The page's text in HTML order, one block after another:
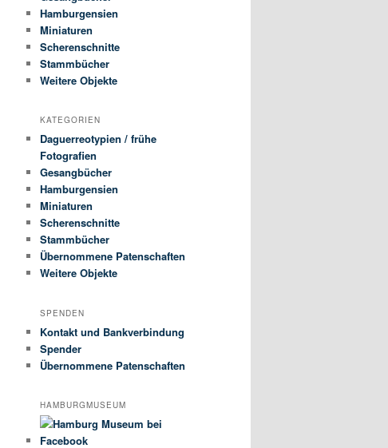
Hamburgensien
Miniaturen
Scherenschnitte
Stammbücher
Weitere Objekte
KATEGORIEN
Daguerreotypien / frühe
Fotografien
Gesangbücher
Hamburgensien
Miniaturen
Scherenschnitte
Stammbücher
Übernommene Patenschaften
Weitere Objekte
SPENDEN
Kontakt und Bankverbindung
Spender
Übernommene Patenschaften
HAMBURGMUSEUM